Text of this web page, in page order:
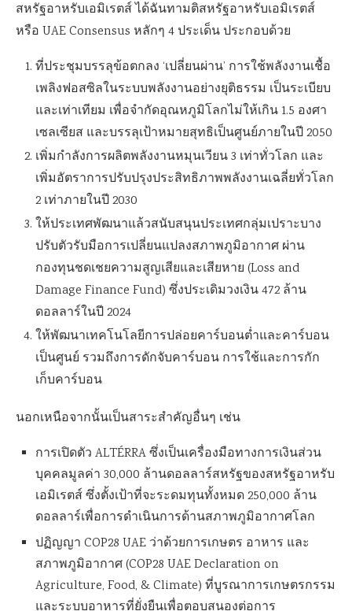
สหรัฐอาหรับเอมิเรตส์ ได้ฉันทามติสหรัฐอาหรับเอมิเรตส์
หรือ UAE Consensus หลักๆ 4 ประเด็น ประกอบด้วย
ที่ประชุมบรรลุข้อตกลง ‘เปลี่ยนผ่าน’ การใช้พลังงานเชื้อ
เพลิงฟอสซิลในระบบพลังงานอย่างยุติธรรม เป็นระเบียบ
และเท่าเทียม เพื่อจำกัดอุณหภูมิโลกไม่ให้เกิน 1.5 องศา
เซลเซียส และบรรลุเป้าหมายสุทธิเป็นศูนย์ภายในปี 2050
เพิ่มกำลังการผลิตพลังงานหมุนเวียน 3 เท่าทั่วโลก และ
เพิ่มอัตราการปรับปรุงประสิทธิภาพพลังงานเฉลี่ยทั่วโลก
2 เท่าภายในปี 2030
ให้ประเทศพัฒนาแล้วสนับสนุนประเทศกลุ่มเปราะบาง
ปรับตัวรับมือการเปลี่ยนแปลงสภาพภูมิอากาศ ผ่าน
กองทุนชดเชยความสูญเสียและเสียหาย (Loss and
Damage Finance Fund) ซึ่งประเดิมวงเงิน 472 ล้าน
ดอลลาร์ในปี 2024
ให้พัฒนาเทคโนโลยีการปล่อยคาร์บอนต่ำและคาร์บอน
เป็นศูนย์ รวมถึงการดักจับคาร์บอน การใช้และการกัก
เก็บคาร์บอน
นอกเหนือจากนั้นเป็นสาระสำคัญอื่นๆ เช่น
การเปิดตัว ALTÉRRA ซึ่งเป็นเครื่องมือทางการเงินส่วน
บุคคลมูลค่า 30,000 ล้านดอลลาร์สหรัฐของสหรัฐอาหรับ
เอมิเรตส์ ซึ่งตั้งเป้าที่จะระดมทุนทั้งหมด 250,000 ล้าน
ดอลลาร์เพื่อการดำเนินการด้านสภาพภูมิอากาศโลก
ปฏิญญา COP28 UAE ว่าด้วยการเกษตร อาหาร และ
สภาพภูมิอากาศ (COP28 UAE Declaration on
Agriculture, Food, & Climate) ที่บูรณาการเกษตรกรรม